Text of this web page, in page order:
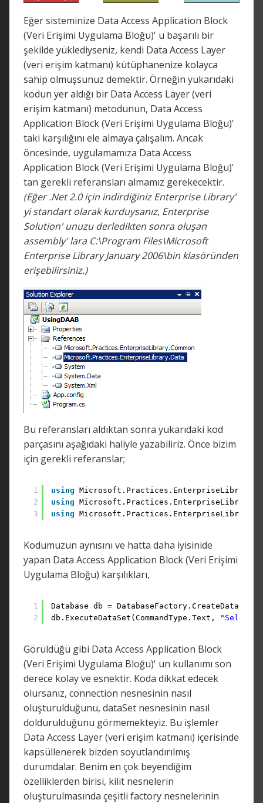
Eğer sisteminize Data Access Application Block
(Veri Erişimi Uygulama Bloğu)' u başarılı bir
şekilde yüklediyseniz, kendi Data Access Layer
(veri erişim katmanı) kütüphanenize kolayca
sahip olmuşsunuz demektir. Örneğin yukarıdaki
kodun yer aldığı bir Data Access Layer (veri
erişim katmanı) metodunun, Data Access
Application Block (Veri Erişimi Uygulama Bloğu)'
taki karşılığını ele almaya çalışalım. Ancak
öncesinde, uygulamamıza Data Access
Application Block (Veri Erişimi Uygulama Bloğu)'
tan gerekli referansları almamız gerekecektir.
(Eğer .Net 2.0 için indirdiğiniz Enterprise Library'
yi standart olarak kurduysanız, Enterprise
Solution' unuzu derledikten sonra oluşan
assembly' lara C:\Program Files\Microsoft
Enterprise Library January 2006\bin klasöründen
erişebilirsiniz.)
Bu referansları aldıktan sonra yukarıdaki kod
parçasını aşağıdaki haliyle yazabiliriz. Önce bizim
için gerekli referanslar;
1
2
3
using
using
using
Kodumuzun aynısını ve hatta daha iyisinide
yapan Data Access Application Block (Veri Erişimi
Uygulama Bloğu) karşılıkları,
1
2
Database db = DatabaseFactory.CreateDatabase(
db.ExecuteDataSet(CommandType.Text,
"Select *
Görüldüğü gibi Data Access Application Block
(Veri Erişimi Uygulama Bloğu)' un kullanımı son
derece kolay ve esnektir. Koda dikkat edecek
olursanız, connection nesnesinin nasıl
oluşturulduğunu, dataSet nesnesinin nasıl
doldurulduğunu görmemekteyiz. Bu işlemler
Data Access Layer (veri erişim katmanı) içerisinde
kapsüllenerek bizden soyutlandırılmış
durumdalar. Benim en çok beyendiğim
özelliklerden birisi, kilit nesnelerin
oluşturulmasında çeşitli factory nesnelerinin